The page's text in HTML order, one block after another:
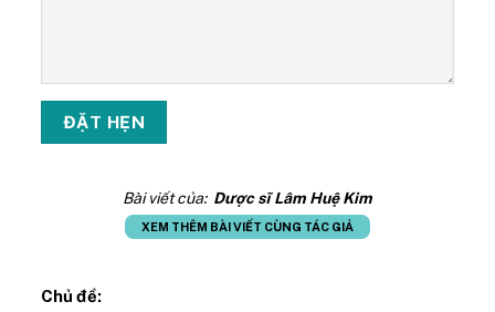
Bài viết của: Dược sĩ Lâm Huệ Kim
XEM THÊM BÀI VIẾT CÙNG TÁC GIẢ
Chủ đề: